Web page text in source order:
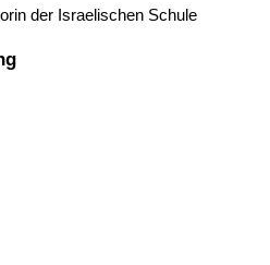
der Israelischen Schule